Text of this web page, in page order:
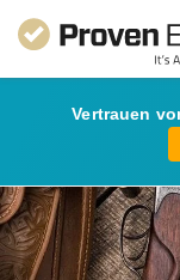
Vertrauen